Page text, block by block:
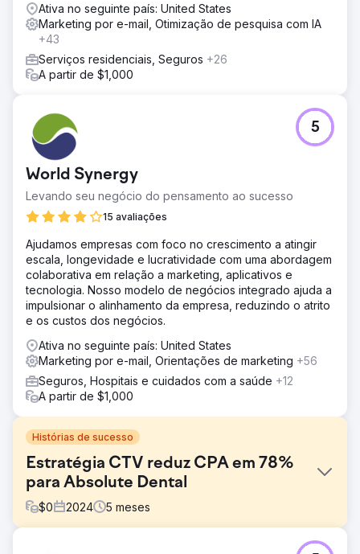
Ativa no seguinte país: United States
Marketing por e-mail, Otimização de pesquisa com IA
+43
Serviços residenciais, Seguros +26
A partir de $1,000
World Synergy
Levando seu negócio do pensamento ao sucesso
15 avaliações
5
Ajudamos empresas com foco no crescimento a atingir
escala, longevidade e lucratividade com uma abordagem
colaborativa em relação a marketing, aplicativos e
tecnologia. Nosso modelo de negócios integrado ajuda a
impulsionar o alinhamento da empresa, reduzindo o atrito
e os custos dos negócios.
Ativa no seguinte país: United States
Marketing por e-mail, Orientações de marketing +56
Seguros, Hospitais e cuidados com a saúde +12
A partir de $1,000
Histórias de sucesso
Estratégia CTV reduz CPA em 78%
para Absolute Dental
$0 2024 5 meses